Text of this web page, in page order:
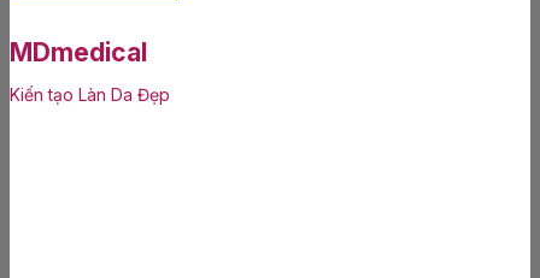
MDmedical
Kiến tạo Làn Da Đẹp